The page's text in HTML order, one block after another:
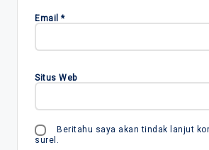
Email *
Situs Web
Beritahu saya akan tindak lanjut
surel.